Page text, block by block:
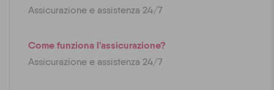
Assicurazione e assistenza 24/7
Come funziona l'assicurazione?
Assicurazione e assistenza 24/7